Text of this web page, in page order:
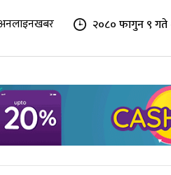
२०८० फागुन ९